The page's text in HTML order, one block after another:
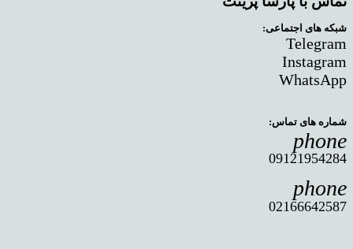
شبکه های اجتماعی:
Telegram
Instagram
WhatsApp
شماره های تماس:
phone
09121954284
phone
02166642587